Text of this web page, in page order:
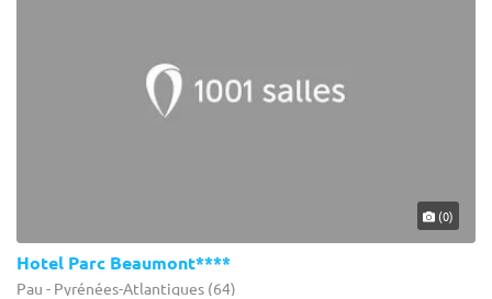
(0)
Hotel Parc Beaumont****
Pau - Pyrénées-Atlantiques (64)